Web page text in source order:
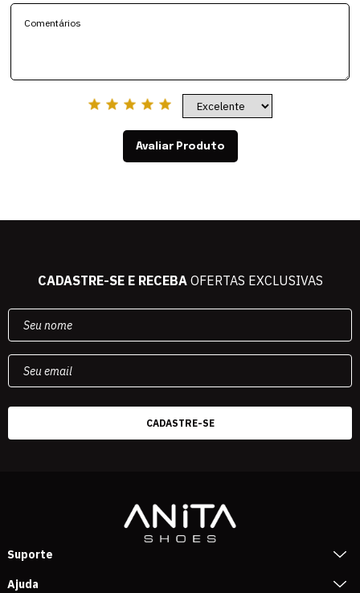
Avaliar Produto
CADASTRE-SE E RECEBAOFERTAS EXCLUSIVAS
Suporte
Ajuda